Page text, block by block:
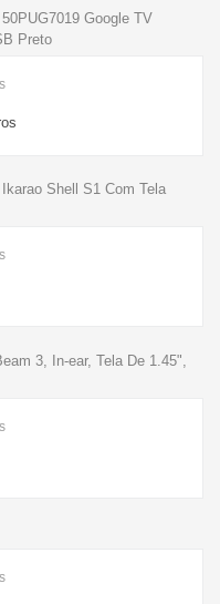
Google TV
Preto
Shell S1 Com Tela
3, In-ear, Tela De 1.45",